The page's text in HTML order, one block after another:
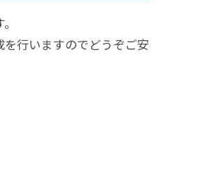
行いますのでどうぞご安